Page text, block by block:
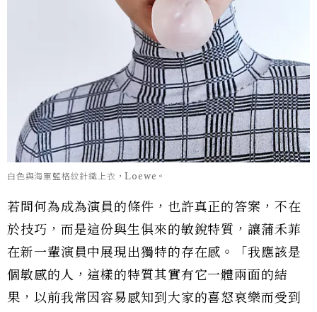
白色與海軍藍格紋針織上衣，Loewe。
若問何為成為演員的條件，也許真正的答案，不在
於技巧，而是這份與生俱來的敏銳特質，讓蒲禾菲
在新一輩演員中展現出獨特的存在感。「我應該是
個敏感的人，這樣的特質其實有它一體兩面的結
果，以前我常因容易感知到大家的喜怒哀樂而受到